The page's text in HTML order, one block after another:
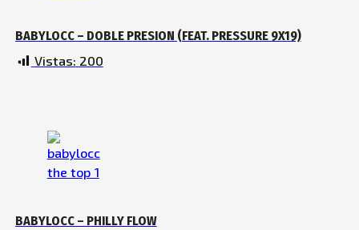
BABYLOCC – DOBLE PRESION (FEAT. PRESSURE 9X19)
Vistas: 200
BABYLOCC – PHILLY FLOW